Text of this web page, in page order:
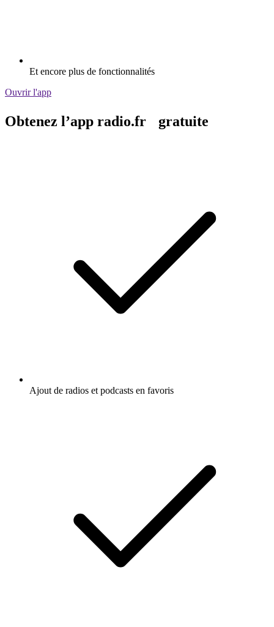
Et encore plus de fonctionnalités
Ouvrir l'app
Obtenez l’app radio.fr gratuite
Ajout de radios et podcasts en favoris